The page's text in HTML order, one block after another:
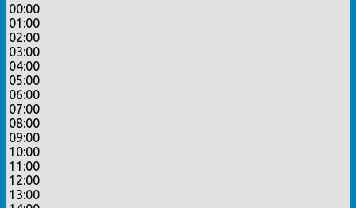
00:00
01:00
02:00
03:00
04:00
05:00
06:00
07:00
08:00
09:00
10:00
11:00
12:00
13:00